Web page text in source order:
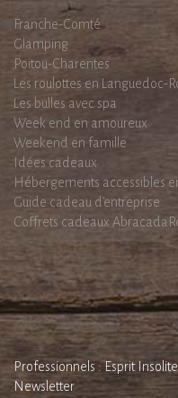
Franche-Comté
Glamping
Poitou-Charentes
Les roulottes en Languedoc-
Les bulles avec spa
Week end en amoureux
Weekend en famille
Idées cadeaux
Hébergements accessibles
Guide cadeau d'entreprise
Coffrets cadeaux
Professionnels : Esprit Insolite
Newsletter